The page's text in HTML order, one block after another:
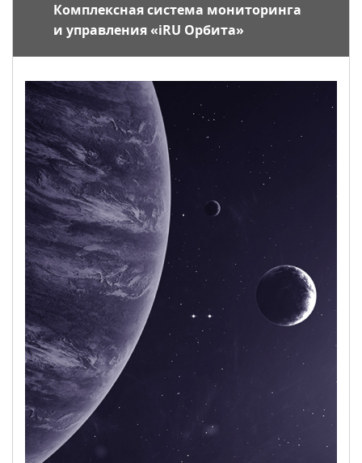
Комплексная система мониторинга
и управления «iRU Орбита»